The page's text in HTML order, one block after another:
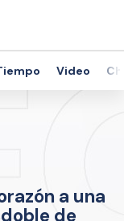
Video
a una
de